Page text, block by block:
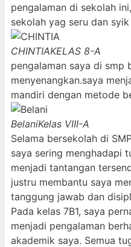
pengalaman di sekolah
sekolah yag seru dan syik
CHINTIAKELAS 8-A
pengalaman saya di smp
menyenangkan.saya
mandiri dengan metode
BelaniKelas VIII-A
Selama bersekolah di
saya sering menghadapi
menjadi tantangan
justru membantu saya
tanggung jawab dan
Pada kelas 7B1, saya
menjadi pengalaman
akademik saya. Semua